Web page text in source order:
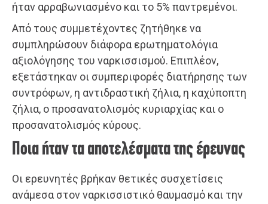
ήταν αρραβωνιασμένο και το 5% παντρεμένοι.
Από τους συμμετέχοντες ζητήθηκε να
συμπληρώσουν διάφορα ερωτηματολόγια
αξιολόγησης του ναρκισσισμού. Επιπλέον,
εξετάστηκαν οι συμπεριφορές διατήρησης των
συντρόφων, η αντιδραστική ζήλια, η καχύποπτη
ζήλια, ο προσανατολισμός κυριαρχίας και ο
προσανατολισμός κύρους.
Ποια ήταν τα αποτελέσματα της έρευνας
Οι ερευνητές βρήκαν θετικές συσχετίσεις
ανάμεσα στον ναρκισσιστικό θαυμασμό και την